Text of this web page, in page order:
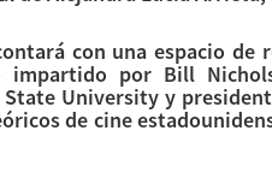
con una espacio de
impartido por Bill
University y
de cine